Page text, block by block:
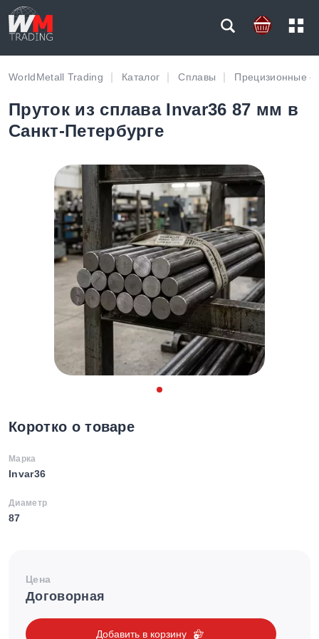
WorldMetall Trading Каталог Сплавы Прецизионные
Пруток из сплава Invar36 87 мм в
Санкт-Петербурге
Коротко о товаре
Марка
Invar36
Диаметр
87
Цена
Договорная
Добавить в корзину